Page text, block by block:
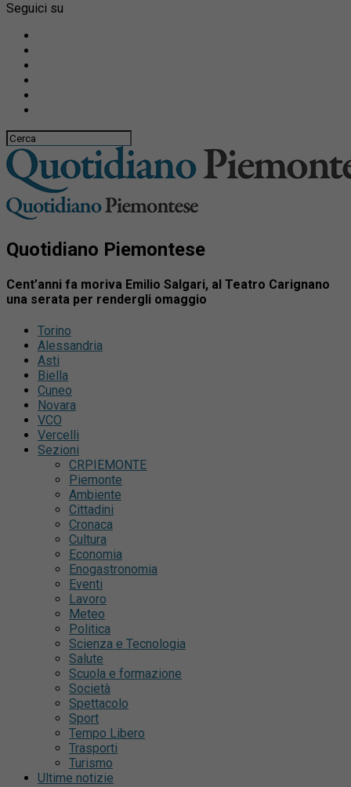
Seguici su
Quotidiano Piemontese
Cent’anni fa moriva Emilio Salgari, al Teatro Carignano
una serata per rendergli omaggio
Torino
Alessandria
Asti
Biella
Cuneo
Novara
VCO
Vercelli
Sezioni
CRPIEMONTE
Piemonte
Ambiente
Cittadini
Cronaca
Cultura
Economia
Enogastronomia
Eventi
Lavoro
Meteo
Politica
Scienza e Tecnologia
Salute
Scuola e formazione
Società
Spettacolo
Sport
Tempo Libero
Trasporti
Turismo
Ultime notizie